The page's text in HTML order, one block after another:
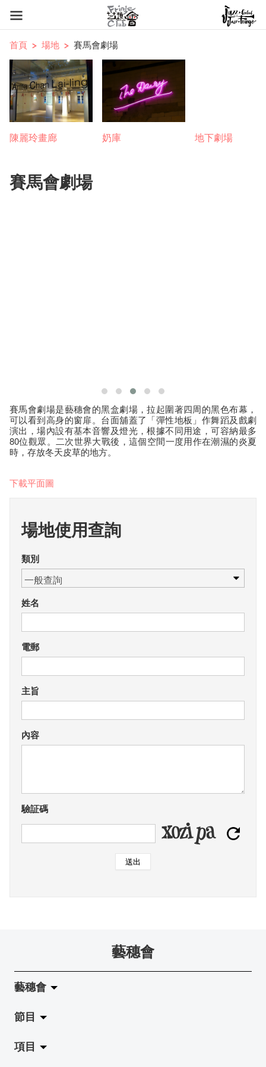
首頁 場地 賽馬會劇場
陳麗玲畫廊 奶庫 地下劇場
賽馬會劇場
賽馬會劇場是藝穗會的黑盒劇場，拉起圍著四周的黑色布幕，
可以看到高身的窗扉。台面舖蓋了「彈性地板」作舞蹈及戲劇
演出，場內設有基本音響及燈光，根據不同用途，可容納最多
80位觀眾。二次世界大戰後，這個空間一度用作在潮濕的炎夏
時，存放冬天皮草的地方。
下載平面圖
場地使用查詢
類別
姓名
電郵
主旨
內容
驗証碼
送出
藝穗會
藝穗會
關於藝穗會
藝穗會的演化
節目
拉闊
項目